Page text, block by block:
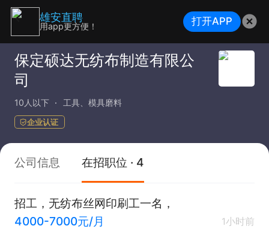
保定硕达无纺布制造有限公
司
10人以下 工具、模具磨料
企业认证
公司信息 在招职位 · 4
招工，无纺布丝网印刷工一名，
4000-7000元/月
1小时前
雄安直聘
用app更方便！ 打开APP